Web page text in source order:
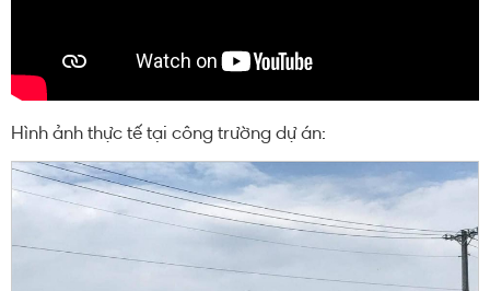
Hình ảnh thực tế tại công trường dự án: